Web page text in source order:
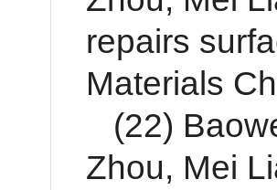
repairs
Materials
(22)
Zhou, Mei